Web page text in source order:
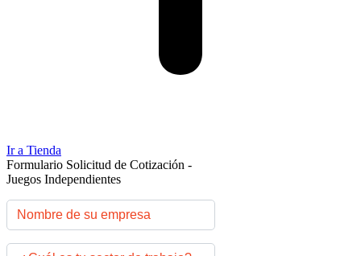
Ir a Tienda
Formulario Solicitud de Cotización -
Juegos Independientes